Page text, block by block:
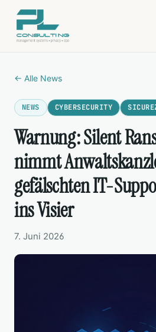
← Alle News
NEWS CYBERSECURITY
Warnung: Silent
nimmt
gefälschten IT-
ins Visier
7. Juni 2026